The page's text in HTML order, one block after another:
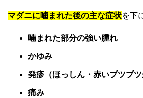
マダニに噛まれた後の主な症状を下
噛まれた部分の強い腫れ
かゆみ
発疹（ほっしん・赤いプツプツ
痛み